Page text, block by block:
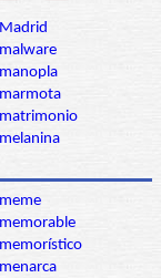
Madrid
malware
manopla
marmota
matrimonio
melanina
meme
memorable
memorístico
menarca